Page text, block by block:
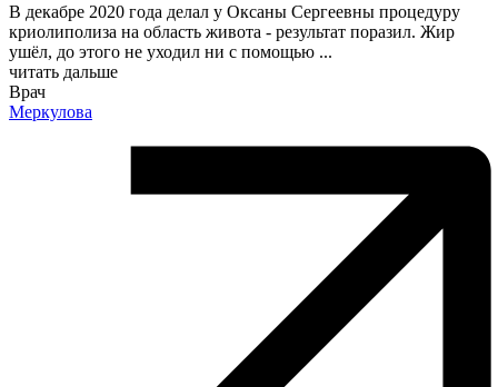
В декабре 2020 года делал у Оксаны Сергеевны процедуру
криолиполиза​ на область живота - результат поразил. Жир
ушёл, до этого не уходил ни с помощью ...
читать дальше
Врач
Меркулова